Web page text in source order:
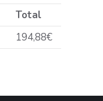
Total
194,88€